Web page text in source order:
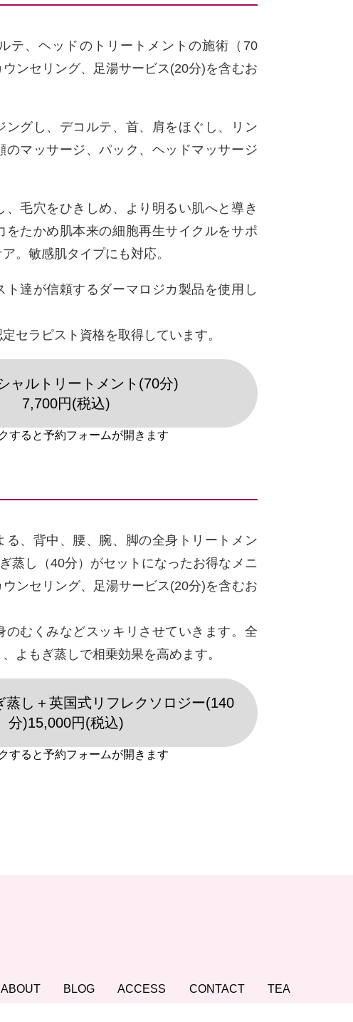
テ、ヘッドのトリートメントの施術（70
ンセリング、足湯サービス(20分)を含むお
ングし、デコルテ、首、肩をほぐし、リン
のマッサージ、パック、ヘッドマッサージ
、毛穴をひきしめ、より明るい肌へと導き
をたかめ肌本来の細胞再生サイクルをサポ
。敏感肌タイプにも対応。
ト達が信頼するダーマロジカ製品を使用し
セラピスト資格を取得しています。
ャルトリートメント(70分)
7,700円(税込)
る、背中、腰、腕、脚の全身トリートメン
蒸し（40分）がセットになったお得なメニ
ンセリング、足湯サービス(20分)を含むお
のむくみなどスッキリさせていきます。全
よもぎ蒸しで相乗効果を高めます。
蒸し＋英国式リフレクソロジー(140
分)15,000円(税込)
ABOUT BLOG ACCESS CONTACT TEA